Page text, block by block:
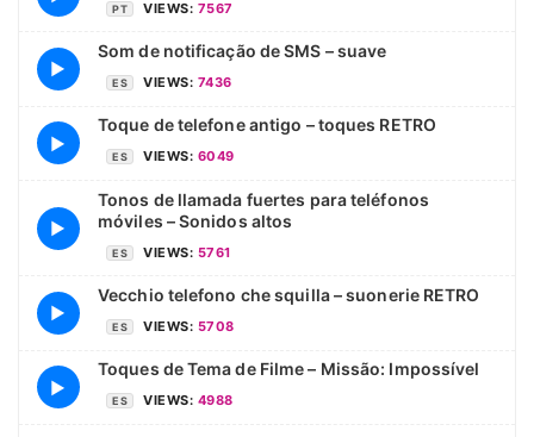
PT VIEWS: 7567
▶
Som de notificação de SMS – suave
ES VIEWS: 7436
▶
Toque de telefone antigo – toques RETRO
ES VIEWS: 6049
▶
Tonos de llamada fuertes para teléfonos
móviles – Sonidos altos
ES VIEWS: 5761
▶
Vecchio telefono che squilla – suonerie RETRO
ES VIEWS: 5708
▶
Toques de Tema de Filme – Missão: Impossível
ES VIEWS: 4988